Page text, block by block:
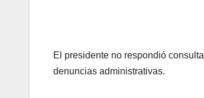
El presidente no respondió
denuncias administrativas.